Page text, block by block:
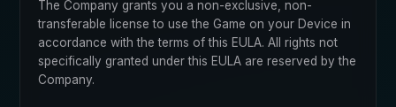
The Company grants you a non-exclusive, non-
transferable license to use the Game on your Device in
accordance with the terms of this EULA. All rights not
specifically granted under this EULA are reserved by the
Company.